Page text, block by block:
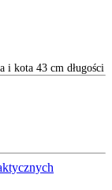
i kota 43 cm długości